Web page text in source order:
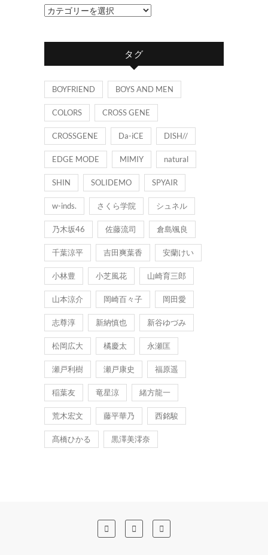
カ
ゴ
タグ
BOYFRIEND BOYS AND MEN
COLORS CROSS GENE
CROSSGENE Da-iCE DISH//
EDGE MODE MIMIY natural
SHIN SOLIDEMO SPYAIR
w-inds. さくら学院 シュネル
乃木坂46 佐藤流司 倉島颯良
千葉涼平 吉田爽葉香 安蘭けい
小林豊 小芝風花 山崎育三郎
山本涼介 岡崎百々子 岡田愛
志尊淳 新納慎也 新谷ゆづみ
松岡広大 橘慶太 永瀬匡
瀬戸利樹 瀬戸康史 福原遥
稲葉友 竜星涼 緒方龍一
荒木宏文 藤平華乃 西銘駿
髙橋ひかる 黒澤美澪奈